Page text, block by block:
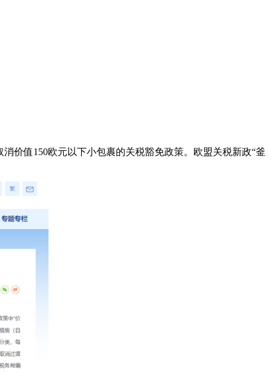
价值150欧元以下小包裹的关税豁免政策。欧盟关税新政“釜